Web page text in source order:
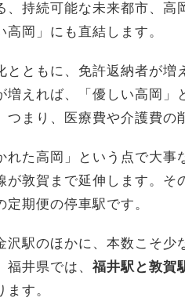
、持続可能な未来都市、
高岡」にも直結します。
とともに、免許返納者が
増えれば、「優しい高岡
つまり、医療費や介護費の
れた高岡」という点で大
が敦賀まで延伸します。
定期便の停車駅です。
沢駅のほかに、本数こそ少
井県では、 福井駅と敦賀
す。